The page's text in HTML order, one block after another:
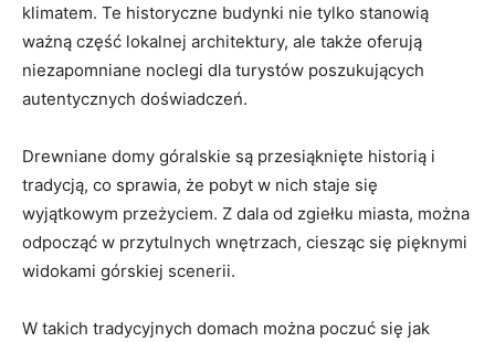
klimatem. Te historyczne budynki nie tylko stanowią
ważną część lokalnej architektury,‍ ale ‌także oferują‌
niezapomniane noclegi ‌dla turystów ⁣poszukujących
autentycznych doświadczeń.
Drewniane domy góralskie są przesiąknięte historią⁤ i⁤
tradycją, co⁤ sprawia, ⁣że‍ pobyt w nich staje się ​
wyjątkowym przeżyciem. Z dala od zgiełku miasta, można
⁤odpocząć‍ w przytulnych wnętrzach,⁢ ciesząc się pięknymi
widokami górskiej scenerii.
W takich tradycyjnych domach można ​poczuć się jak